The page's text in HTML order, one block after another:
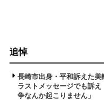
追悼
長崎市出身・平和訴えた
ラストメッセージでも訴
争なんか起こりません」